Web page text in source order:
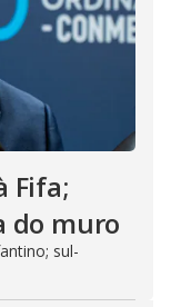
Fifa;
do muro
sul-